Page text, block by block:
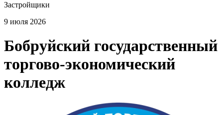
Застройщики
9 июля 2026
Бобруйский государственный
торгово-экономический
колледж